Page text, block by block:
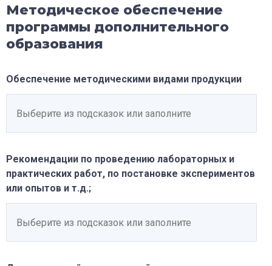
Методическое обеспечение
программы дополнительного
образования
Обеспечение методическими видами продукции
Рекомендации по проведению лабораторных и
практических работ, по постановке экспериментов
или опытов и т.д.;